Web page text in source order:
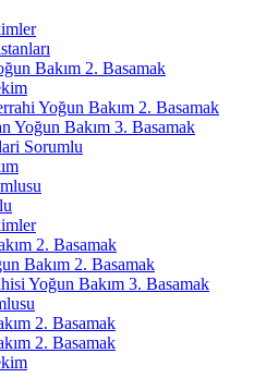
Bakım 2. Basamak
Yoğun Bakım 2. Basamak
Yoğun Bakım 3. Basamak
Sorumlu
2. Basamak
Bakım 2. Basamak
Yoğun Bakım 3. Basamak
2. Basamak
2. Basamak